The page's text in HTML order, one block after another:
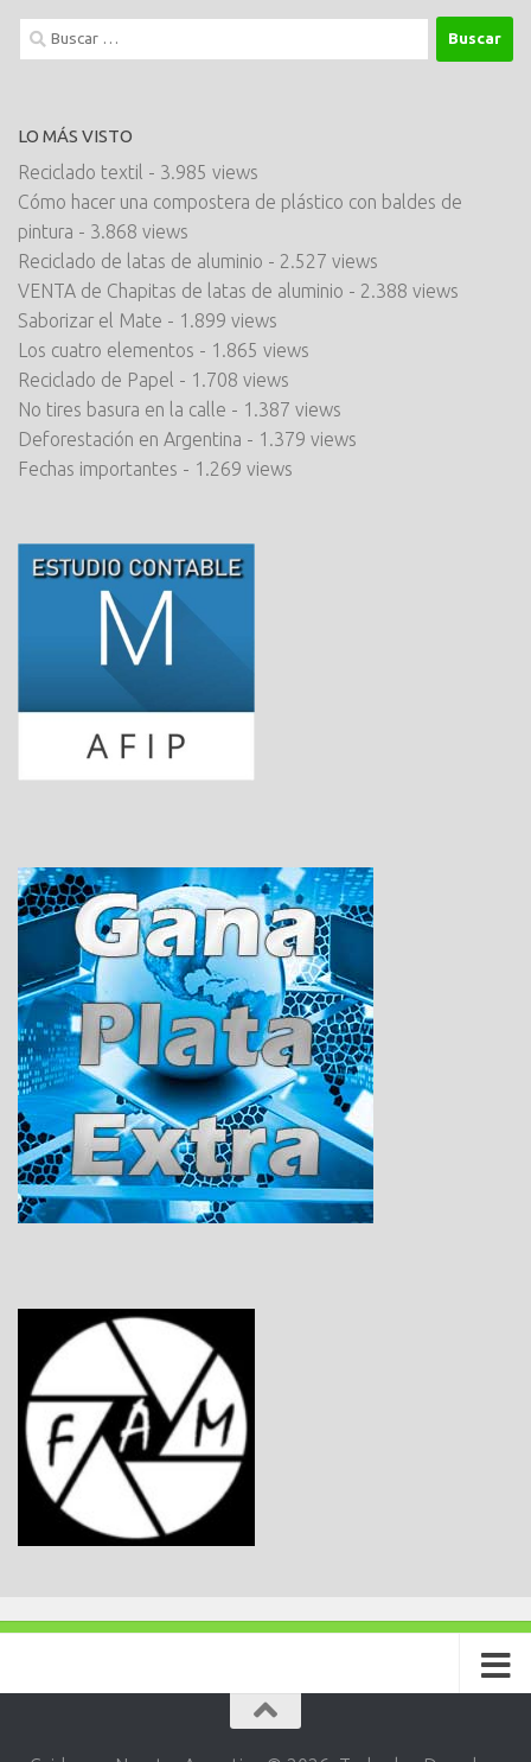
Buscar:
LO MÁS VISTO
Reciclado textil - 3.985 views
Cómo hacer una compostera de plástico con baldes de
pintura - 3.868 views
Reciclado de latas de aluminio - 2.527 views
VENTA de Chapitas de latas de aluminio - 2.388 views
Saborizar el Mate - 1.899 views
Los cuatro elementos - 1.865 views
Reciclado de Papel - 1.708 views
No tires basura en la calle - 1.387 views
Deforestación en Argentina - 1.379 views
Fechas importantes - 1.269 views